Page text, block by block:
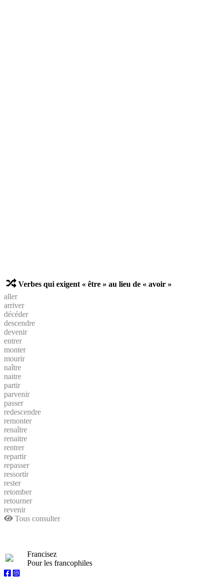
Verbes qui exigent « être » au lieu de « avoir »
aller
arriver
décéder
descendre
devenir
entrer
monter
mourir
naître
naitre
partir
parvenir
passer
redescendre
remonter
renaître
renaitre
rentrer
repartir
repasser
ressortir
rester
retomber
retourner
revenir
Tous consulter
Francisez
Pour les francophiles